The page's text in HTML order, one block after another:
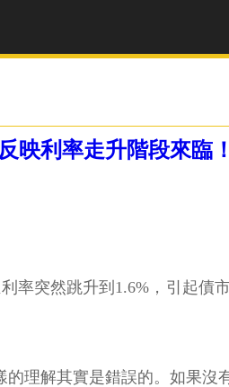
映利率走升階段來臨
率突然跳升到1.6%，引起
理解其實是錯誤的。如果沒